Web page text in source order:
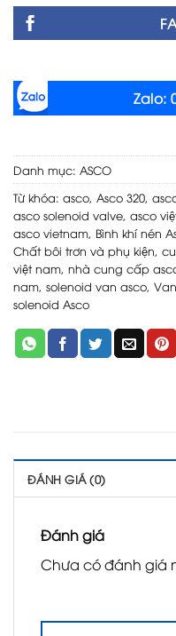
Zalo:
Danh mục: ASCO
Từ khóa: asco, Asco 320,
asco solenoid valve, asco
asco vietnam, Bình khí nén
Chất bôi trơn và phụ kiện,
việt nam, nhà cung cấp
nam, solenoid van asco,
solenoid Asco
ĐÁNH GIÁ (0)
Đánh giá
Chưa có đánh giá